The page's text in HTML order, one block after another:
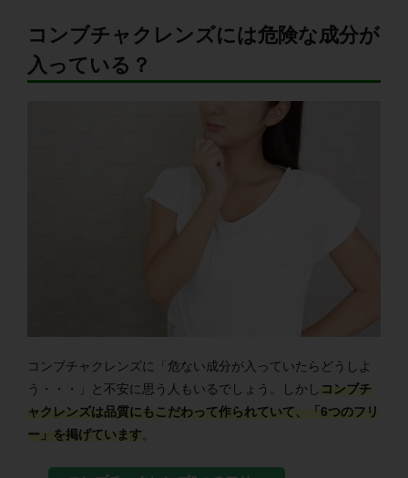
コンブチャクレンズには危険な成分が
入っている？
コンブチャクレンズに「危ない成分が入っていたらどうしよ
う・・・」と不安に思う人もいるでしょう。しかし コンブチ
ャクレンズは品質にもこだわって作られていて、
「6つのフリ
ー」を掲げています